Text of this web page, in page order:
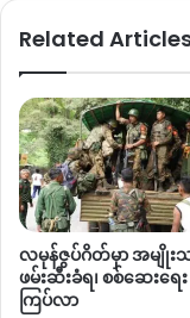
ရွေးကောက်ပွဲကျင်းသွ
ထုတ်ပြန်ကြေညာထား
နိုင်ငံရေးနဲ့ တရားမ
အောက်တိုဘာလ ၂၅
ဖြစ်ပါတယ်။
By – နော်ထွယ့်(ဟူးက
Related
လမုန်ဇွပ်ဂိတ်မှာ အမျိုးသ
ဖမ်းဆီးခံရ၊ စစ်ဆေးရေ
ကြပ်လာ